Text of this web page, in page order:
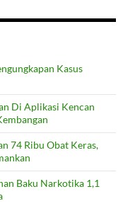
Kasus
Di Aplikasi Kencan
74 Ribu Obat Keras,
Baku Narkotika 1,1